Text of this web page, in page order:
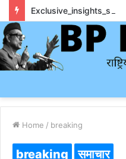
Home / breaking
breaking समाचार